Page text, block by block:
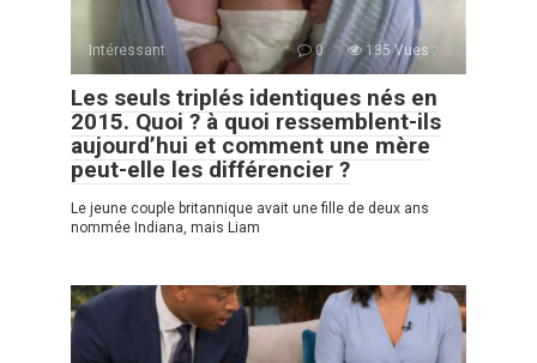
Intéressant 0 135 Vues :
Les seuls triplés identiques nés en
2015. Quoi ? à quoi ressemblent-ils
aujourd’hui et comment une mère
peut-elle les différencier ?
Le jeune couple britannique avait une fille de deux ans
nommée Indiana, mais Liam